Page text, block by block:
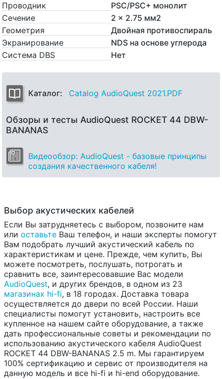
Проводник
PSC/PSC+ монолит
Сечение
2 x 2.75 мм2
Геометрия
Двойная противоспираль
Экранирование
NDS на основе углерода
Система DBS
Нет
Каталог: Catalog AudioQuest 2021.PDF
Обзоры и тесты AudioQuest ROCKET 44 DBW-
BANANAS
Видеообзор: AudioQuest - базовые принципы
создания качественного кабеля!
Выбор акустических кабелей
Если Вы затрудняетесь с выбором, позвоните нам
или оставьте Ваш телефон, и наши эксперты помогут
Вам подобрать лучший акустический кабель по
характеристикам и цене. Прежде, чем купить, Вы
можете посмотреть, послушать, потрогать и
сравнить все, заинтересовавшие Вас модели
AudioQuest, и других брендов, в одном из 23
магазинах hi-fi, в 18 городах. Доставка товара
осуществляется до двери по всей России. Наши
специалисты помогут установить, настроить все
купленное на нашем сайте оборудование, а также
дать профессиональные советы и рекомендации по
использованию акустического кабеля AudioQuest
ROCKET 44 DBW-BANANAS 2.5 m. Мы гарантируем
100% сертификацию и сервис от производителя на
данную модель и все hi-fi и hi-end оборудование.